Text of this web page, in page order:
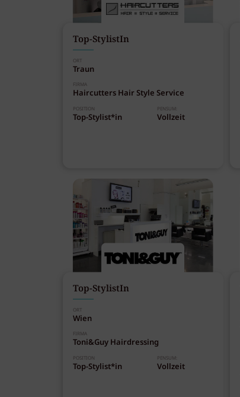
Top-StylistIn
ORT
Traun
FIRMA
Haircutters Hair Style Service
POSITION
Top-Stylist*in
PENSUM:
Vollzeit
Top-StylistIn
ORT
Wien
FIRMA
Toni&Guy Hairdressing
POSITION
Top-Stylist*in
PENSUM:
Vollzeit